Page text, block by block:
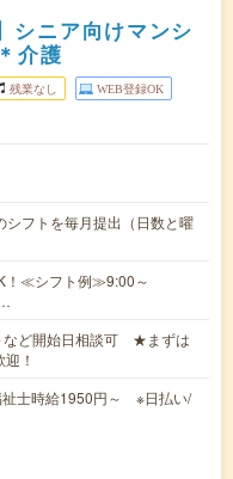
シニア向けマンシ
介護
残業なし WEB登録OK
フトを毎月提出（日数と曜
！≪シフト例≫9:00～
など開始日相談可 ★まずは
！
士時給1950円～ ※日払い/